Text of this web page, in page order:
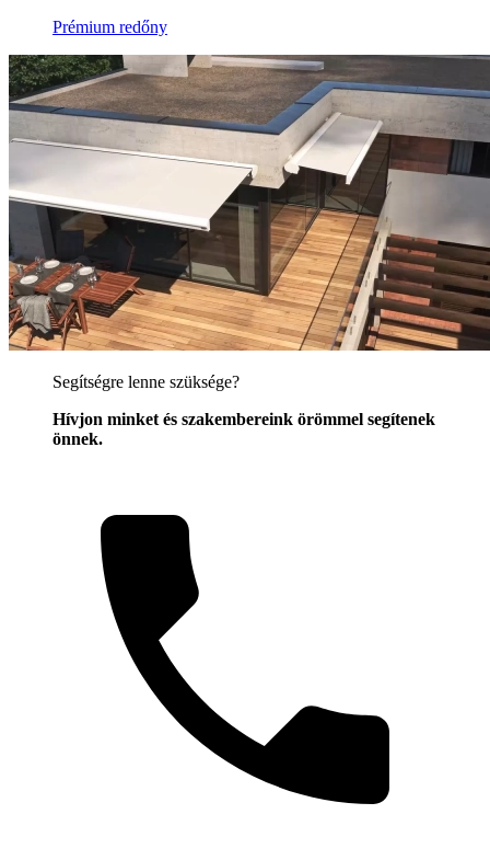
Prémium redőny
Segítségre lenne szüksége?
Hívjon minket és szakembereink örömmel segítenek
önnek.